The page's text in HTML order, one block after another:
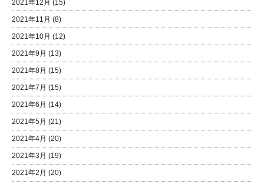
2021年12月 (15)
2021年11月 (8)
2021年10月 (12)
2021年9月 (13)
2021年8月 (15)
2021年7月 (15)
2021年6月 (14)
2021年5月 (21)
2021年4月 (20)
2021年3月 (19)
2021年2月 (20)